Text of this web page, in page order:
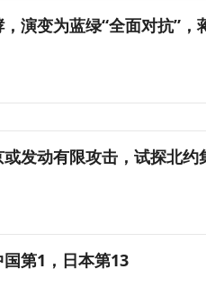
演变为蓝绿“全面对抗”，
发动有限攻击，试探北约
第1，日本第13